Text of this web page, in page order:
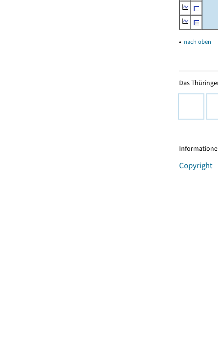
▴ nach oben
Das
Copyright